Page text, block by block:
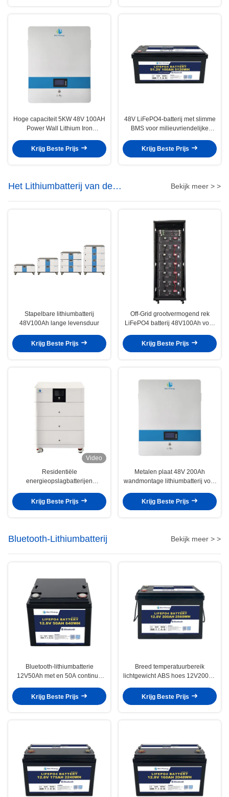
Hoge capaciteit 5KW 48V 100AH
Power Wall Lithium Iron
Bluetooth Nominale capaciteit
Krijg Beste Prijs
48V LiFePO4-batterij met slimme
BMS voor milieuvriendelijke
Krijg Beste Prijs
Het Lithiumbatterij van de
energieopslag
Bekijk meer > >
Stapelbare lithiumbatterij
48V100Ah lange levensduur
Krijg Beste Prijs
Off-Grid grootvermogend rek
LiFePO4 batterij 48V100Ah voor
Krijg Beste Prijs
Video
Residentiële
energieopslagbatterijen
Krijg Beste Prijs
Metalen plaat 48V 200Ah
wandmontage lithiumbatterij voor
Krijg Beste Prijs
Bluetooth-Lithiumbatterij Bekijk meer > >
Bluetooth-lithiumbatterie
12V50Ah met en 50A continue
Krijg Beste Prijs
Breed temperatuurbereik
lichtgewicht ABS hoes 12V200Ah
Krijg Beste Prijs